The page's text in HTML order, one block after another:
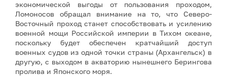
экономической выгоды от пользования проходом,
Ломоносов обращал внимание на то, что Северо-
Восточный проход станет способствовать и усилению
военной мощи Российской империи в Тихом океане,
поскольку будет обеспечен кратчайший доступ
военных судов из одной точки страны (Архангельск) в
другую, с выходом в акваторию нынешнего Берингова
пролива и Японского моря.